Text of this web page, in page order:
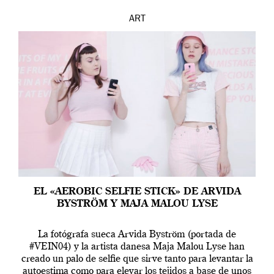
ART
EL «AEROBIC SELFIE STICK» DE ARVIDA
BYSTRÖM Y MAJA MALOU LYSE
La fotógrafa sueca Arvida Byström (portada de
#VEIN04) y la artista danesa Maja Malou Lyse han
creado un palo de selfie que sirve tanto para levantar la
autoestima como para elevar los tejidos a base de unos